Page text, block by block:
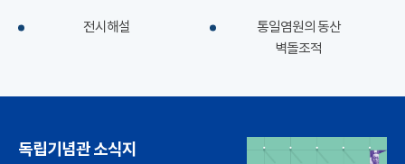
전시해설
통일염원의 동산
벽돌조적
독립기념관 소식지